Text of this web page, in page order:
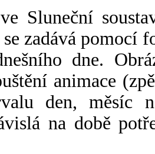
Sluneční
zadává pomocí
dne.
animace
den, měsíc
na době